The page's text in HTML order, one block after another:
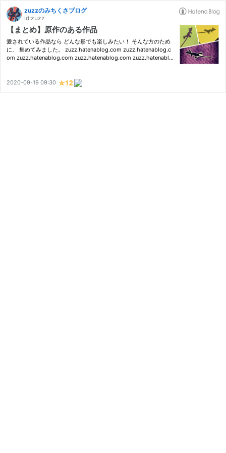
zuzzのみちくさブログ
id:zuzz
【まとめ】原作のある作品
愛されている作品なら どんな形でも楽しみたい！ そんな方のため
に、 集めてみました。 zuzz.hatenablog.com zuzz.hatenablog.c
om zuzz.hatenablog.com zuzz.hatenablog.com zuzz.hatenablo
enablog.c…
2020-09-19 09:30